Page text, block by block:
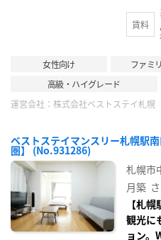
賃料
女性向け ファミ
高級・ハイグレード
運営会社： 株式会社ベストステイ札幌
ベストステイマンスリー札幌駅
圏】 (No.931286)
札幌市
月築
【札
観光に
ョン。